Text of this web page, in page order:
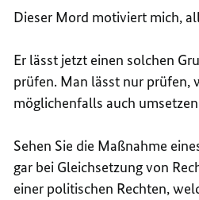
Dieser Mord motiviert mich,
Er lässt jetzt einen solchen
prüfen. Man lässt nur prüfen,
möglichenfalls auch
Sehen Sie die Maßnahme
gar bei Gleichsetzung von
einer politischen Rechten,